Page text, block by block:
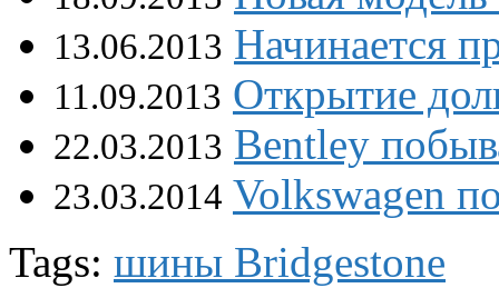
13.06.2013 Начинается
11.09.2013 Открытие
22.03.2013 Bentley
23.03.2014 Volkswagen
Tags: шины Bridgestone